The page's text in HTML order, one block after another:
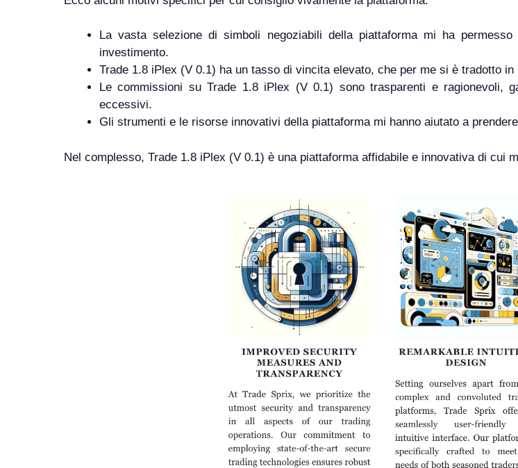
La vasta selezione di simboli negoziabili della piattaforma mi ha
investimento.
Trade 1.8 iPlex (V 0.1) ha un tasso di vincita elevato, che per me si è tradotto
Le commissioni su Trade 1.8 iPlex (V 0.1) sono trasparenti e ragionevoli,
eccessivi.
Gli strumenti e le risorse innovativi della piattaforma mi hanno aiutato a
Nel complesso, Trade 1.8 iPlex (V 0.1) è una piattaforma affidabile e innovativa di cui